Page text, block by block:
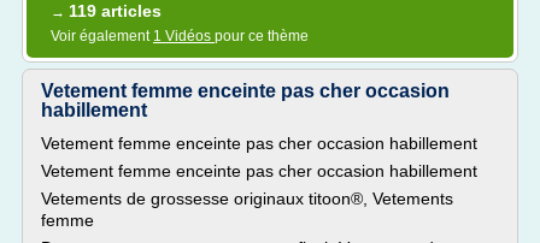
→ 119 articles
Voir également 1 Vidéos pour ce thème
Vetement femme enceinte pas cher occasion
habillement
Vetement femme enceinte pas cher occasion habillement
Vetement femme enceinte pas cher occasion habillement
Vetements de grossesse originaux titoon®, Vetements
femme